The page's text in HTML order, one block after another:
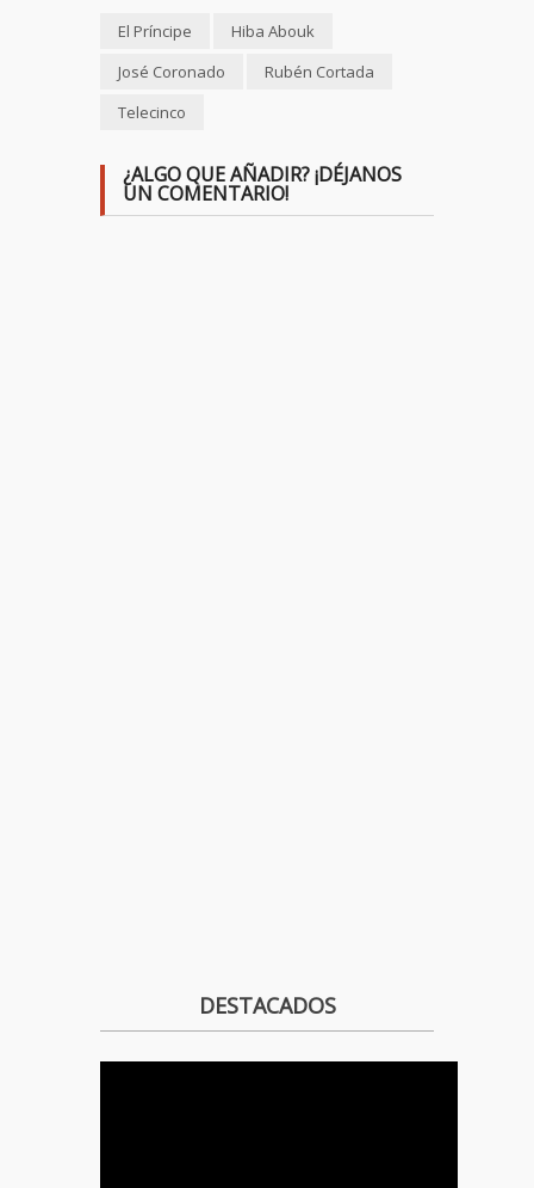
El Príncipe
Hiba Abouk
José Coronado
Rubén Cortada
Telecinco
¿ALGO QUE AÑADIR? ¡DÉJANOS
UN COMENTARIO!
DESTACADOS